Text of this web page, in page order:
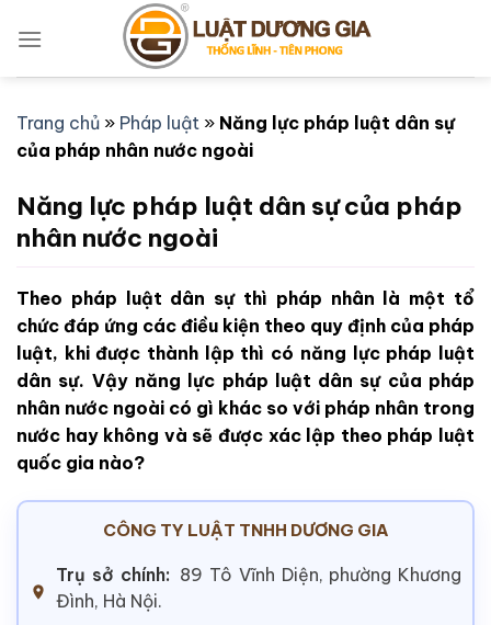
qua
Trang chủ » Pháp luật » Năng lực pháp luật dân sự
của pháp nhân nước ngoài
Năng lực pháp luật dân sự của pháp
nhân nước ngoài
Theo pháp luật dân sự thì pháp nhân là một tổ
chức đáp ứng các điều kiện theo quy định của pháp
luật, khi được thành lập thì có năng lực pháp luật
dân sự. Vậy năng lực pháp luật dân sự của pháp
nhân nước ngoài có gì khác so với pháp nhân trong
nước hay không và sẽ được xác lập theo pháp luật
quốc gia nào?
CÔNG TY LUẬT TNHH DƯƠNG GIA
Trụ sở chính: 89 Tô Vĩnh Diện, phường Khương
Đình, Hà Nội.